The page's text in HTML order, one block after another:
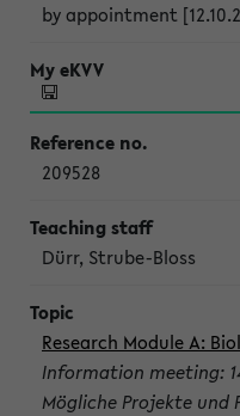
by appointment
209528
Dürr, Strube-Bloss
Research Module A:
Information meeting:
Mögliche Projekte und